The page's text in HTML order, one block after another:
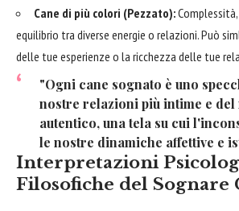
Cane di più colori (Pezzato):
equilibrio tra diverse energie o relazioni. Può
delle tue esperienze o la ricchezza delle tue
"Ogni cane sognato è uno
nostre relazioni più intime e del
autentico, una tela su cui
le nostre dinamiche affettive e
Interpretazioni
Filosofiche del Sognare